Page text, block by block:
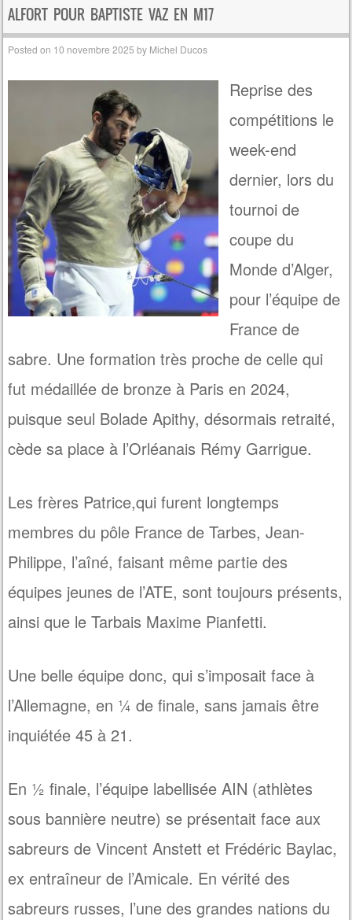
ALFORT POUR BAPTISTE VAZ EN M17
Posted on 10 novembre 2025 by Michel Ducos
Reprise des
compétitions le
week-end
dernier, lors du
tournoi de
coupe du
Monde d’Alger,
pour l’équipe de
France de
sabre. Une formation très proche de celle qui
fut médaillée de bronze à Paris en 2024,
puisque seul Bolade Apithy, désormais retraité,
cède sa place à l’Orléanais Rémy Garrigue.
Les frères Patrice,qui furent longtemps
membres du pôle France de Tarbes, Jean-
Philippe, l’aîné, faisant même partie des
équipes jeunes de l’ATE, sont toujours présents,
ainsi que le Tarbais Maxime Pianfetti.
Une belle équipe donc, qui s’imposait face à
l’Allemagne, en ¼ de finale, sans jamais être
inquiétée 45 à 21.
En ½ finale, l’équipe labellisée AIN (athlètes
sous bannière neutre) se présentait face aux
sabreurs de Vincent Anstett et Frédéric Baylac,
ex entraîneur de l’Amicale. En vérité des
sabreurs russes, l’une des grandes nations du